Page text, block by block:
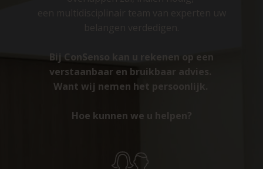
Bij ConSenso kan u rekenen op een
verstaanbaar en bruikbaar advies.
Want wij nemen het persoonlijk.
Hoe kunnen we u helpen?